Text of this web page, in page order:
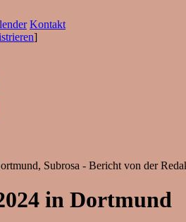
Kontakt
]
Subrosa - Bericht von der
in Dortmund